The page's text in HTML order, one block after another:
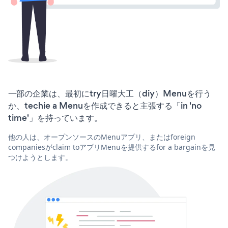
一部の企業は、最初にtry日曜大工（diy）Menuを行う
か、techie a Menuを作成できると主張する「in 'no
time'」を持っています。
他の人は、オープンソースのMenuアプリ、またはforeign
companiesがclaim toアプリMenuを提供するfor a bargainを見
つけようとします。